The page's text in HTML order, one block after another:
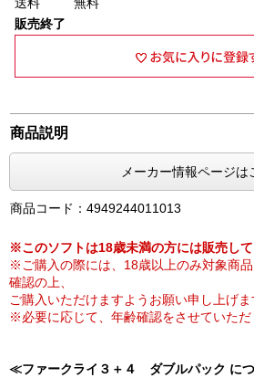
販売終了
商品説明
メーカー情報ページは
商品コード：4949244011013
※このソフトは18歳未満の方には販売して
※ご購入の際には、18歳以上のみ対象商
確認の上、
ご購入いただけますようお願い申し上げま
※必要に応じて、年齢確認をさせていただ
≪ファークライ３＋４ ダブルパック に